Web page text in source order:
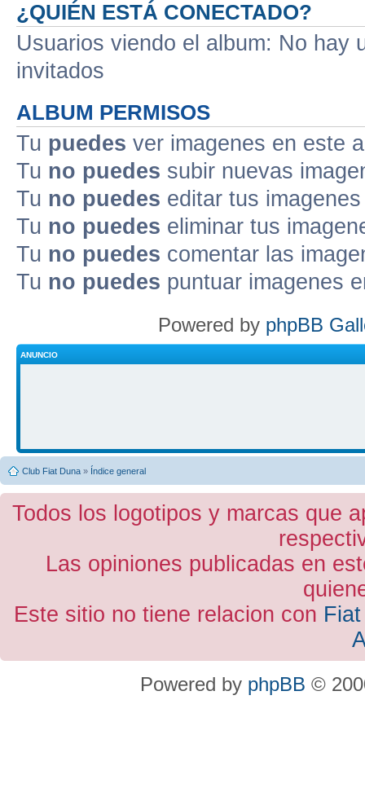
¿QUIÉN ESTÁ CONECTADO?
Usuarios viendo el album: No hay
invitados
ALBUM PERMISOS
Tu puedes ver imagenes en este
Tu no puedes subir nuevas
Tu no puedes editar tus
Tu no puedes eliminar tus
Tu no puedes comentar las
Tu no puedes puntuar imagenes
Powered by phpBB
ANUNCIO
Club Fiat Duna » Índice general
Todos los logotipos y marcas que
Las opiniones publicadas en
Este sitio no tiene relacion con
Powered by phpBB ©